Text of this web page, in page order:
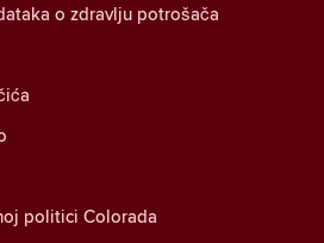
o zdravlju potrošača
politici Colorada